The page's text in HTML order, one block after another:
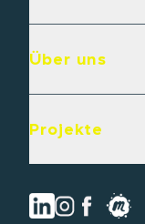
Über uns
Projekte